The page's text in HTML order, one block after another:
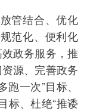
管结合、优化
范化、便利化
政务服务，推
源、完善政务
一次”目标、
标、杜绝“推诿